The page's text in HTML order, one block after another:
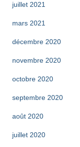
juillet 2021
mars 2021
décembre 2020
novembre 2020
octobre 2020
septembre 2020
août 2020
juillet 2020